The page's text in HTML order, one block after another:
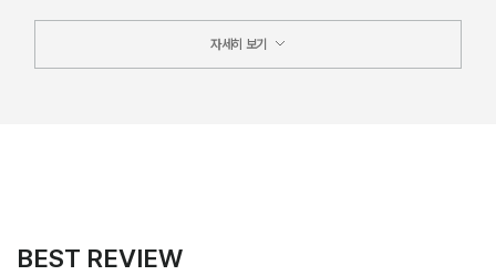
자세히 보기
BEST REVIEW